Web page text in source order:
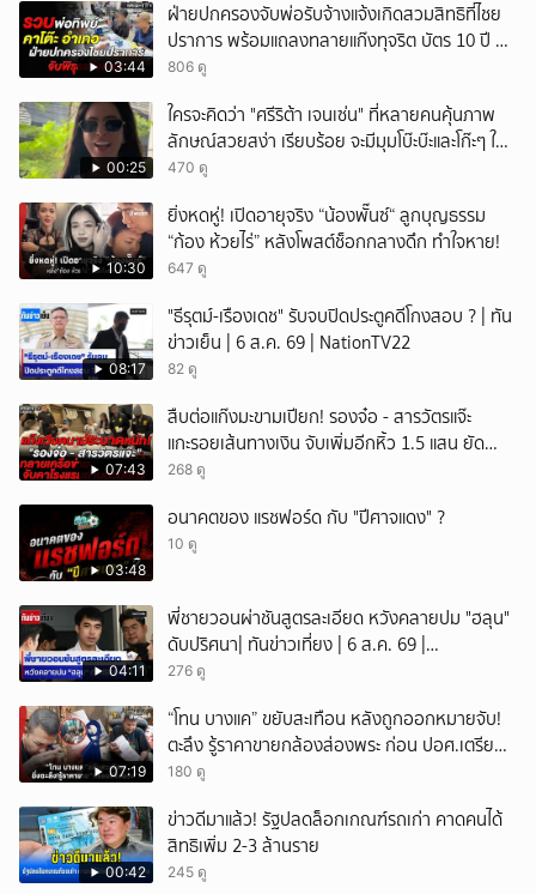
03:44
ฝ่ายปกครองจับพ่อรับจ้างแจ้งเกิดสวมสิทธิที่ไชย
ปราการ พร้อมแถลงทลายแก๊งทุจริต บัตร 10 ปี ที่
แม่สอด
806 ดู
00:25
ใครจะคิดว่า "ศรีริต้า เจนเซ่น" ที่หลายคนคุ้นภาพ
ลักษณ์สวยสง่า เรียบร้อย จะมีมุมโบ๊ะบ๊ะและโก๊ะๆ ให้
ได้อมยิ้มเหมือนกัน งานนี้ทำเอาแฟนๆ ทั้งเอ็นดูทั้ง
470 ดู
10:30
ยิ่งหดหู่! เปิดอายุจริง “น้องพั๊นซ์“ ลูกบุญธรรม
“ก้อง ห้วยไร่” หลังโพสต์ช็อกกลางดึก ทำใจหาย!
647 ดู
08:17
"ธีรุตม์-เรืองเดช" รับจบปิดประตูคดีโกงสอบ ? | ทัน
ข่าวเย็น | 6 ส.ค. 69 | NationTV22
82 ดู
07:43
สืบต่อแก๊งมะขามเปียก! รองจ๋อ - สารวัตรแจ๊ะ
แกะรอยเส้นทางเงิน จับเพิ่มอีกหิ้ว 1.5 แสน ยัด
สินบน
268 ดู
03:48
อนาคตของ แรชฟอร์ด กับ "ปีศาจแดง" ?
10 ดู
04:11
พี่ชายวอนผ่าชันสูตรละเอียด หวังคลายปม "ฮลุน"
ดับปริศนา| ทันข่าวเที่ยง | 6 ส.ค. 69 |
NationTV22
276 ดู
07:19
“โทน บางแค” ขยับสะเทือน หลังถูกออกหมายจับ!
ตะลึง รู้ราคาขายกล้องส่องพระ ก่อน ปอศ.เตรียม
บุกรวบ?
180 ดู
00:42
ข่าวดีมาแล้ว! รัฐปลดล็อกเกณฑ์รถเก่า คาดคนได้
สิทธิเพิ่ม 2-3 ล้านราย
245 ดู